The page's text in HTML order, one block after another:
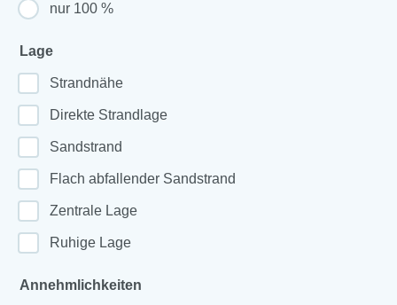
nur 100 %
Lage
Strandnähe
Direkte Strandlage
Sandstrand
Flach abfallender Sandstrand
Zentrale Lage
Ruhige Lage
Annehmlichkeiten